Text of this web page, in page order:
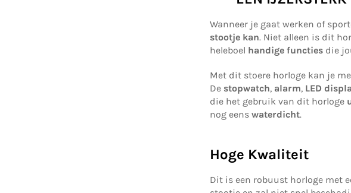
Wanneer je gaat werken of
stootje kan. Niet alleen is dit
heleboel handige functies die
Met dit stoere horloge kan je
De stopwatch, alarm, LED
die het gebruik van dit horloge
nog eens waterdicht.
Hoge Kwaliteit
Dit is een robuust horloge met